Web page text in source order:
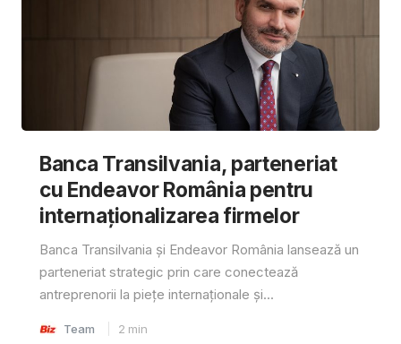
Banca Transilvania, parteneriat
cu Endeavor România pentru
internaționalizarea firmelor
Banca Transilvania și Endeavor România lansează un
parteneriat strategic prin care conectează
antreprenorii la piețe internaționale și...
Team 2 min